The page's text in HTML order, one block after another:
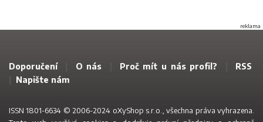
reklama
Doporučení| O nás Proč mít u nás profil?
RSS
Napište nám
ISSN 1801-6634 © 2006-2024 oXyShop s.r.o., všechna práva vyhrazena.